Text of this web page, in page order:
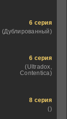
6 серия
(Дублированный)
6 серия
(Ultradox,
Contentica)
8 серия
()